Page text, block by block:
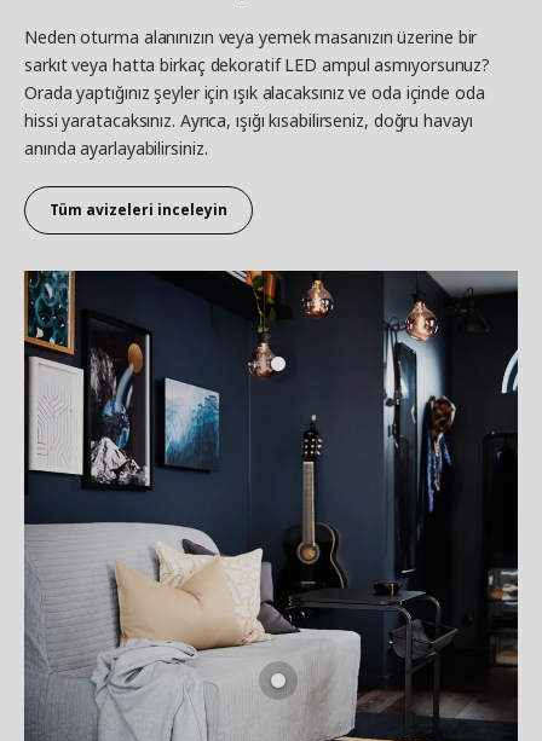
Neden oturma alanınızın veya yemek masanızın üzerine bir
sarkıt veya hatta birkaç dekoratif LED ampul asmıyorsunuz?
Orada yaptığınız şeyler için ışık alacaksınız ve oda içinde oda
hissi yaratacaksınız. Ayrıca, ışığı kısabilirseniz, doğru havayı
anında ayarlayabilirsiniz.
Tüm avizeleri inceleyin